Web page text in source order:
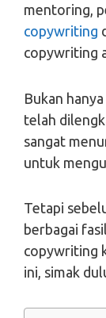
mentoring,
copywriting
copywriting
Bukan
telah
sangat
untuk
Tetapi
berbagai
copywriting
ini, simak